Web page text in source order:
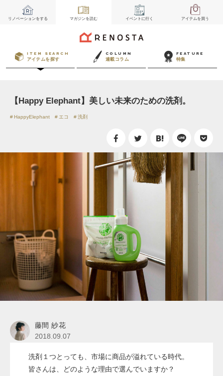
リノベーションをする マガジンを読む イベント に行く アイテムを買う
ITEM SEARCH
アイテムを探す
COLUMN
連載コラム
FEATURE
特集
【Happy Elephant】美しい未来のための洗剤。
HappyElephant エコ 洗剤
藤間 紗花
2018.09.07
洗剤１つとっても、市場に商品が溢れている時代。
皆さんは、どのような理由で選んでいますか？